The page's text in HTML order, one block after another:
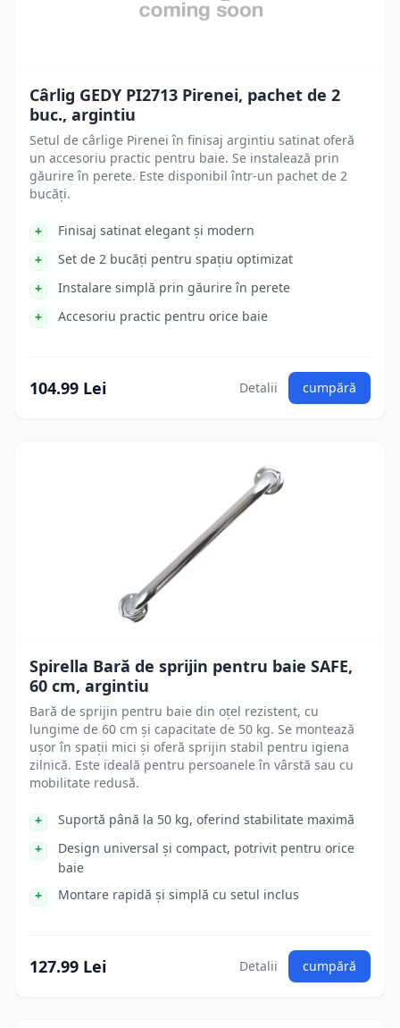
Cârlig GEDY PI2713 Pirenei, pachet de 2
buc., argintiu
Setul de cârlige Pirenei în finisaj argintiu satinat oferă
un accesoriu practic pentru baie. Se instalează prin
găurire în perete. Este disponibil într-un pachet de 2
bucăți.
Finisaj satinat elegant și modern
Set de 2 bucăți pentru spațiu optimizat
Instalare simplă prin găurire în perete
Accesoriu practic pentru orice baie
104.99 Lei Detalii cumpără
Spirella Bară de sprijin pentru baie SAFE,
60 cm, argintiu
Bară de sprijin pentru baie din oțel rezistent, cu
lungime de 60 cm și capacitate de 50 kg. Se montează
ușor în spații mici și oferă sprijin stabil pentru igiena
zilnică. Este ideală pentru persoanele în vârstă sau cu
mobilitate redusă.
Suportă până la 50 kg, oferind stabilitate maximă
Design universal și compact, potrivit pentru orice
baie
Montare rapidă și simplă cu setul inclus
127.99 Lei Detalii cumpără